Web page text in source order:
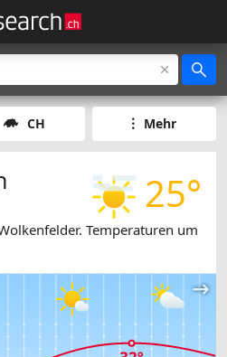
CH Mehr
25°
Temperaturen um